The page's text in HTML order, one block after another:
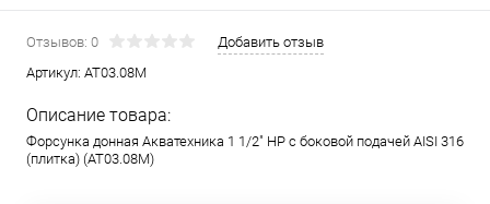
Отзывов: 0
Добавить отзыв
Артикул: AT03.08M
Описание товара:
Форсунка донная Акватехника 1 1/2" НР с боковой подачей AISI 316
(плитка) (AT03.08M)